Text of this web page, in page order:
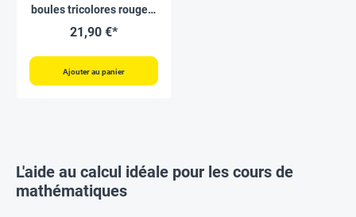
boules tricolores rouges-
21,90 €*
Ajouter au panier
L'aide au calcul idéale pour les cours de
mathématiques